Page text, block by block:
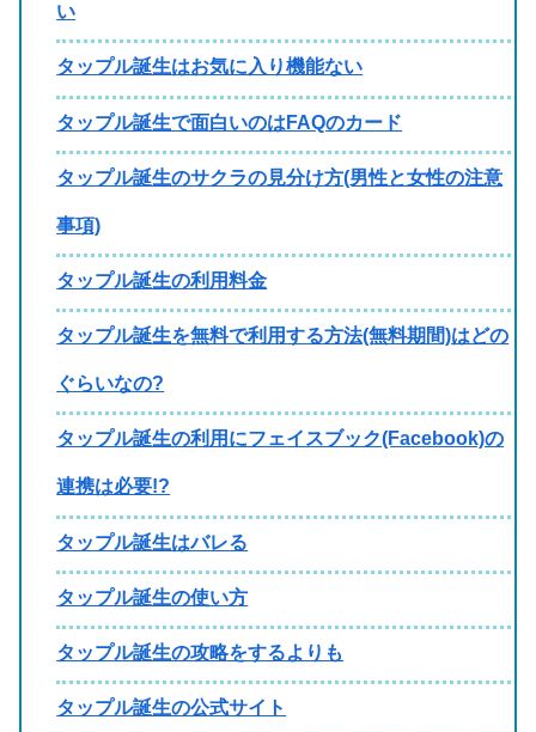
い
タップル誕生はお気に入り機能ない
タップル誕生で面白いのはFAQのカード
タップル誕生のサクラの見分け方(男性と女性の注意
事項)
タップル誕生の利用料金
タップル誕生を無料で利用する方法(無料期間)はどの
ぐらいなの?
タップル誕生の利用にフェイスブック(Facebook)の
連携は必要!?
タップル誕生はバレる
タップル誕生の使い方
タップル誕生の攻略をするよりも
タップル誕生の公式サイト